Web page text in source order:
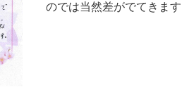
のでは当然差がでてきま